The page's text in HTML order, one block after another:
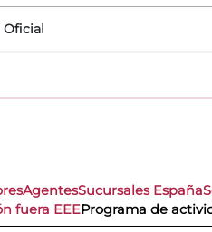
Oficial
AgentesSucursales España
fuera EEEPrograma de